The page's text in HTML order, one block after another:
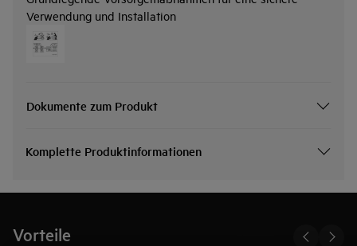
Verwendung und Installation
Dokumente zum Produkt
Komplette Produktinformationen
Vorteile